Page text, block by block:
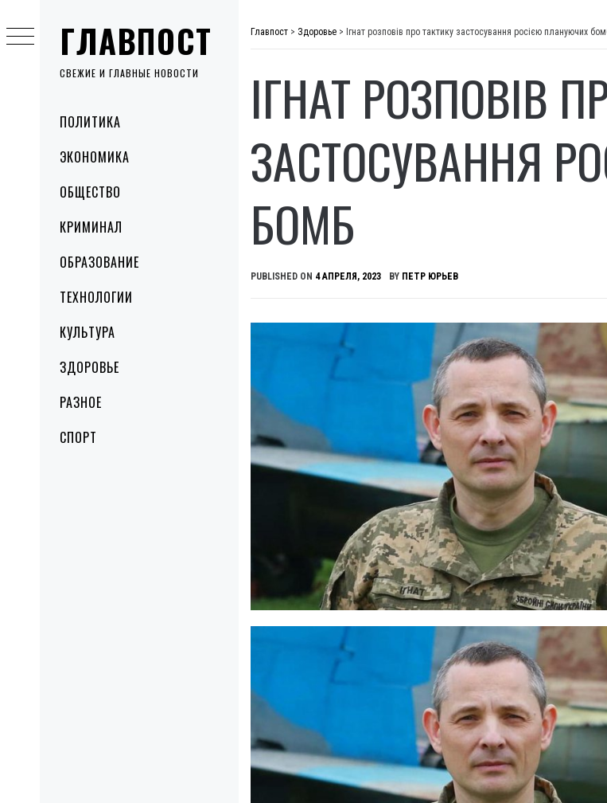
ГЛАВПОСТ
СВЕЖИЕ И ГЛАВНЫЕ НОВОСТИ
MenuПОЛИТИКА
ЭКОНОМИКА
ОБЩЕСТВО
КРИМИНАЛ
ОБРАЗОВАНИЕ
ТЕХНОЛОГИИ
КУЛЬТУРА
ЗДОРОВЬЕ
РАЗНОЕ
СПОРТ
to
content
Главпост > Здоровье > Ігнат розповів про тактику застосування росією плануючих
ІГНАТ РОЗПОВІВ
ЗАСТОСУВАННЯ
БОМБ
PUBLISHED ON 4 АПРЕЛЯ, 2023 BY ПЕТР ЮРЬЕВ